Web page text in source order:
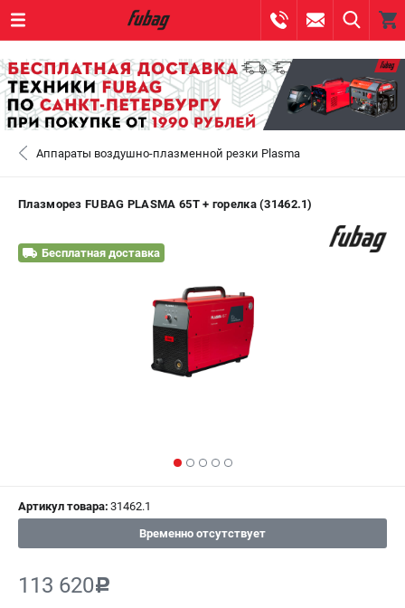
МАГАЗИНЫ
ВХОД ИЛИ РЕГИСТРАЦИЯ
ЗАКАЗАТЬ ЗАПЧАСТЬ
+7 (8112) 59-10-67 - ЗАКАЗ ЗАПЧАСТЕЙ
+7 (812) 317-60-57 - ЗАКАЗ ИЗДЕЛИЙ
САНКТ-ПЕТЕРБУРГ
0 ₽
Аппараты воздушно-плазменной резки Plasma
Плазморез FUBAG PLASMA 65T + горелка (31462.1)
Бесплатная доставка
Артикул товара: 31462.1
Временно отсутствует
113 620c